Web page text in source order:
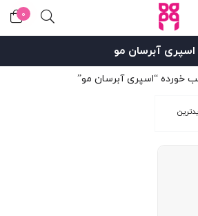
0
اسپری آبرسان مو
خورده “اسپری آبرسان مو”